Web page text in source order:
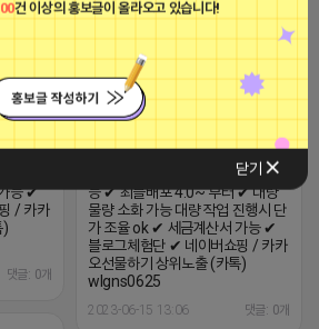
닫기
행사
건
드 가
대량
시 단
능 ✔
/ 카카
)
댓글: 0개
(별)VIEW 상위노출 전문 실행사
(별) ✔ 1~5위 통합검색 / VIEW 건
바이/배포/월보장 모든 키워드 가
능 ✔ 최블배포 4.0~ 부터 ✔ 대량
물량 소화 가능 대량 작업 진행시 단
가 조율 ok ✔ 세금계산서 가능 ✔
블로그체험단 ✔ 네이버쇼핑 / 카카
오선물하기 상위노출 (카톡)
wlgns0625
2023-06-15 13:06 댓글: 0개